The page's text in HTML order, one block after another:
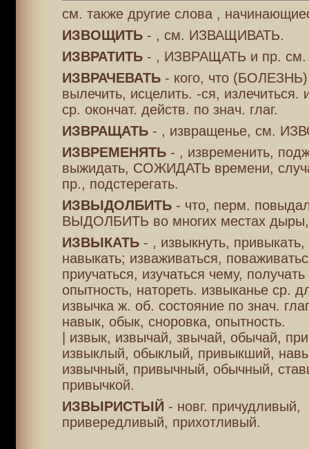
см. также другие слова ,
ИЗВОЩИТЬ- , см. ИЗВАЩИВАТЬ.
ИЗВРАТИТЬ- , ИЗВРАЩАТЬ и пр. см.
ИЗВРАЧЕВАТЬ- кого, что
вылечить, исцелить. -ся, излечиться.
ср. окончат. действ. по знач. глаг.
ИЗВРАЩАТЬ- , извращенье, см.
ИЗВРЕМЕНЯТЬ- , извременить,
выжидать, СОЖИДАТЬ времени,
пр., подстерегать.
ИЗВЫДОЛБИТЬ- что, перм.
ВЫДОЛБИТЬ во многих местах дыры,
ИЗВЫКАТЬ- , извыкнуть, привыкать,
навыкать; изваживаться,
приучаться, изучаться чему,
опытность, натореть. извыканье ср.
извычка ж. об. состояние по знач.
навык, обык, сноровка, опытность.
| извык, извычай, звычай, обычай,
извыклый, обыклый, привыкший,
извычный, привычный, обычный,
привычкой.
ИЗВЫРИСТЫЙ - новг. причудливый,
привередливый, прихотливый.